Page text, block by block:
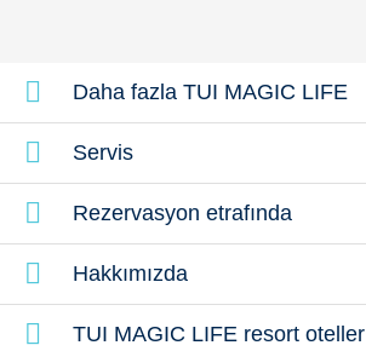
Daha fazla TUI MAGIC LIFE
Servis
Rezervasyon etrafında
Hakkımızda
TUI MAGIC LIFE resort oteller